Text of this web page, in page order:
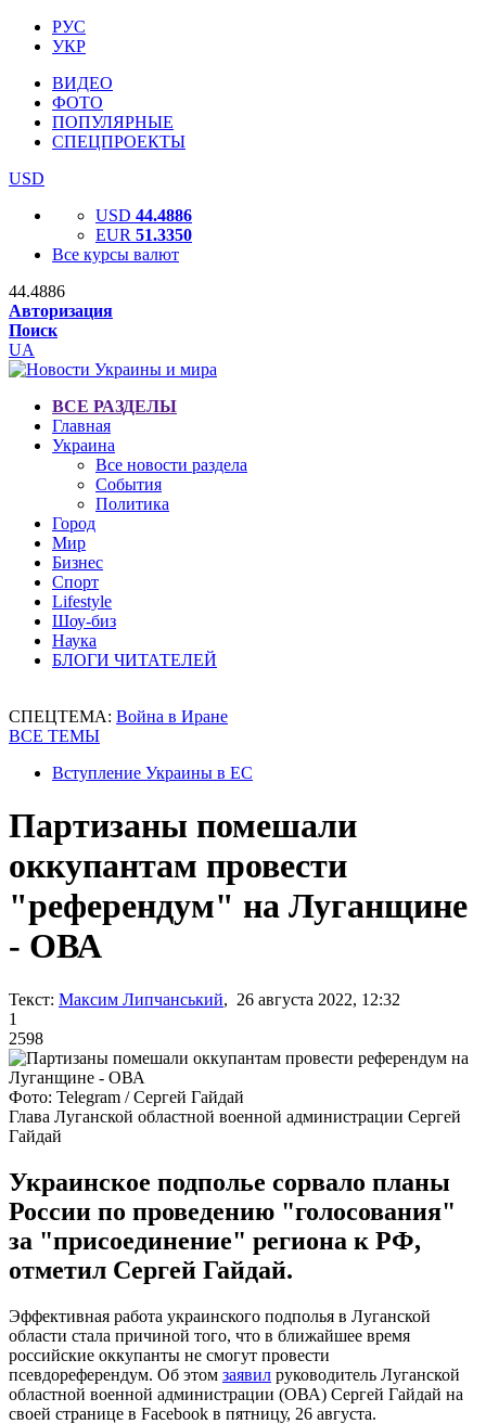
РУС
УКР
ВИДЕО
ФОТО
ПОПУЛЯРНЫЕ
СПЕЦПРОЕКТЫ
USD
USD 44.4886
EUR 51.3350
Все курсы валют
44.4886
Авторизация
Поиск
UA
ВСЕ РАЗДЕЛЫ
Главная
Украина
Все новости раздела
События
Политика
Город
Мир
Бизнес
Спорт
Lifestyle
Шоу-биз
Наука
БЛОГИ ЧИТАТЕЛЕЙ
СПЕЦТЕМА: Война в Иране
ВСЕ ТЕМЫ
Вступление Украины в ЕС
Партизаны помешали
оккупантам провести
"референдум" на Луганщине
- ОВА
Текст: Максим Липчанський, 26 августа 2022, 12:32
1
2598
Фото: Telegram / Сергей Гайдай
Глава Луганской областной военной администрации Сергей
Гайдай
Украинское подполье сорвало планы
России по проведению "голосования"
за "присоединение" региона к РФ,
отметил Сергей Гайдай.
Эффективная работа украинского подполья в Луганской
области стала причиной того, что в ближайшее время
российские оккупанты не смогут провести
псевдореферендум. Об этом заявил руководитель Луганской
областной военной администрации (ОВА) Сергей Гайдай на
своей странице в Facebook в пятницу, 26 августа.